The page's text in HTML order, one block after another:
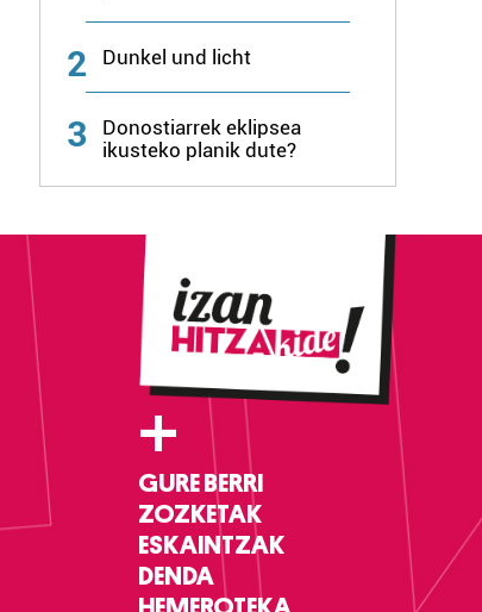
2 Dunkel und licht
3
Donostiarrek eklipsea
ikusteko planik dute?
+
GURE BERRI
ZOZKETAK
ESKAINTZAK
DENDA
HEMEROTEKA